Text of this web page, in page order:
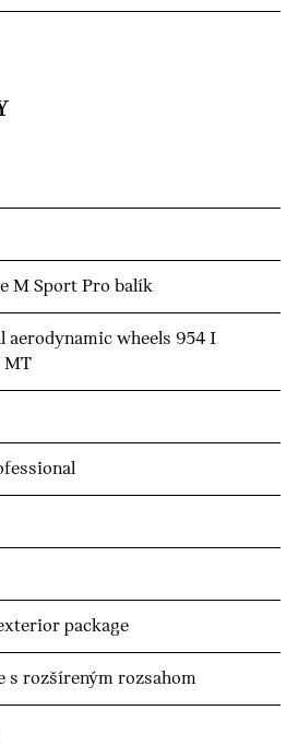
M Sport Pro balík
wheels 954 I
MT
package
s rozšíreným rozsahom